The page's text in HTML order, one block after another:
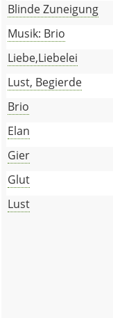
Blinde Zuneigung
Musik: Brio
Liebe,Liebelei
Lust, Begierde
Brio
Elan
Gier
Glut
Lust